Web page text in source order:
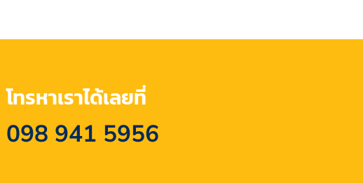
โทรหาเราได้เลยที่
098 941 5956